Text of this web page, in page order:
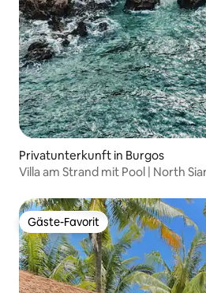
Privatunterkunft in Burgos
Villa am Strand mit Pool | North
Gäste-Favorit
Gäste-Favorit